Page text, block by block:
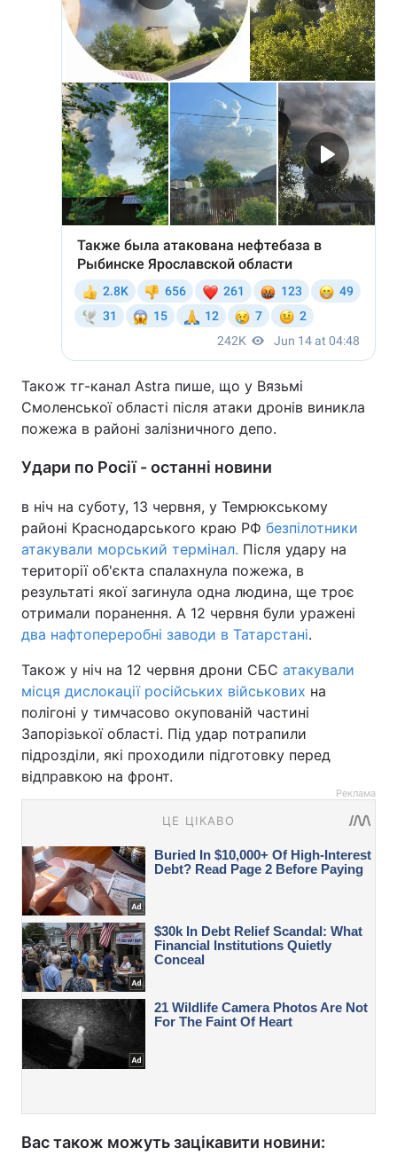
Також тг-канал Astra пише, що у Вязьмі
Смоленської області після атаки дронів виникла
пожежа в районі залізничного депо.
Удари по Росії - останні новини
в ніч на суботу, 13 червня, у Темрюкському
районі Краснодарського краю РФ безпілотники
атакували морський термінал. Після удару на
території об'єкта спалахнула пожежа, в
результаті якої загинула одна людина, ще троє
отримали поранення. А 12 червня були уражені
два нафтопереробні заводи в Татарстані.
Також у ніч на 12 червня дрони СБС атакували
місця дислокації російських військових на
полігоні у тимчасово окупованій частині
Запорізької області. Під удар потрапили
підрозділи, які проходили підготовку перед
відправкою на фронт.
Реклама
Вас також можуть зацікавити новини: